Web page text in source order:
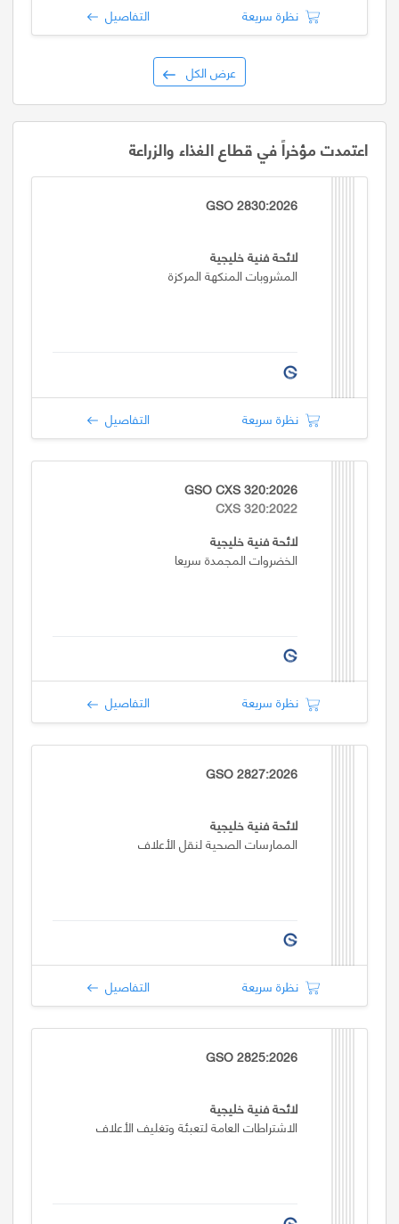
نظرة سريعة التفاصيل
عرض الكل
اعتمدت مؤخراً في قطاع الغذاء والزراعة
GSO 2830:2026
لائحة فنية خليجية
المشروبات المنكهة المركزة
نظرة سريعة التفاصيل
GSO CXS 320:2026
CXS 320:2022
لائحة فنية خليجية
الخضروات المجمدة سريعا
نظرة سريعة التفاصيل
GSO 2827:2026
لائحة فنية خليجية
الممارسات الصحية لنقل الأعلاف
نظرة سريعة التفاصيل
GSO 2825:2026
لائحة فنية خليجية
الاشتراطات العامة لتعبئة وتغليف الأعلاف